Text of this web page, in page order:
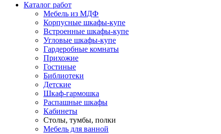
Каталог работ
Мебель из МДФ
Корпусные шкафы-купе
Встроенные шкафы-купе
Угловые шкафы-купе
Гардеробные комнаты
Прихожие
Гостиные
Библиотеки
Детские
Шкаф-гармошка
Распашные шкафы
Кабинеты
Столы, тумбы, полки
Мебель для ванной